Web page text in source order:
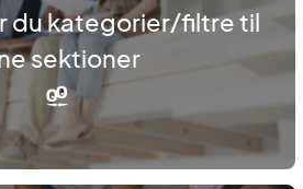
du kategorier/filtre til
sektioner